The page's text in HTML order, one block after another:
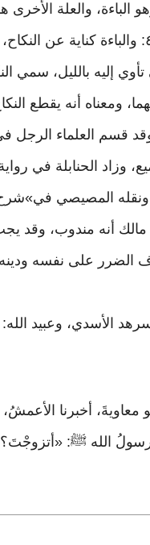
الباءة، والعلة
وقال البغوي في «شرح السنة» ٩/ ٤:
إليه بالليل، سمي
ومعناه أنه يقطع
الحافظ في «الفتح» ٩/ ١١٠: وقد
المصيصي في»شرح
أنه مندوب، وقد
الضرر على نفسه
معاويةَ، أخبرنا